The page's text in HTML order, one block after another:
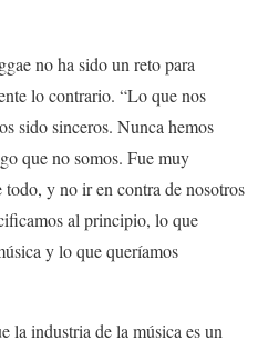
no ha sido un reto para
lo contrario. “Lo que nos
sido sinceros. Nunca hemos
que no somos. Fue muy
y no ir en contra de nosotros
al principio, lo que
y lo que queríamos
la industria de la música es un